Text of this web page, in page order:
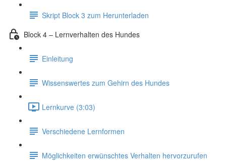
Skript Block 3 zum Herunterladen
Block 4 – Lernverhalten des Hundes
Einleitung
Wissenswertes zum Gehirn des Hundes
Lernkurve (3:03)
Verschiedene Lernformen
Möglichkeiten erwünschtes Verhalten hervorzurufen